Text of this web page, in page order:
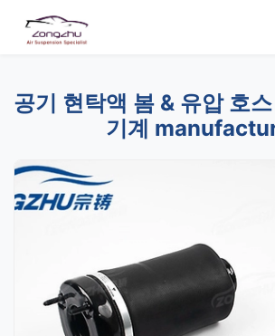
공기 현탁액 봄 & 유압 호
기계